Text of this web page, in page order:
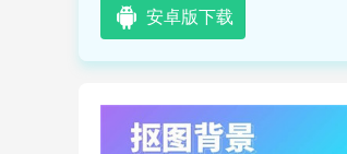
安卓版下载